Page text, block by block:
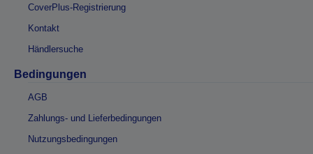
CoverPlus-Registrierung
Kontakt
Händlersuche
Bedingungen
AGB
Zahlungs- und Lieferbedingungen
Nutzungsbedingungen